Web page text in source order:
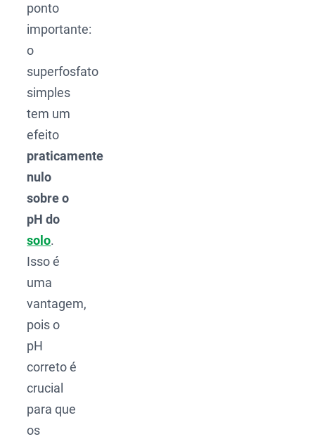
ponto
importante:
o
superfosfato
simples
tem um
efeito
praticamente
nulo
sobre o
pH do
solo.
Isso é
uma
vantagem,
pois o
pH
correto é
crucial
para que
os